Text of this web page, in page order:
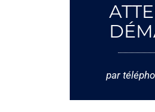
par